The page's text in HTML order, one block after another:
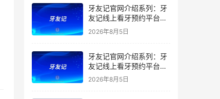
牙友记官网介绍系列：牙
友记线上看牙预约平台落
地同城就诊经验打破未知
2026年8月5日
牙友记官网介绍系列：牙
友记线上看牙预约平台的
优势在哪里？
2026年8月5日